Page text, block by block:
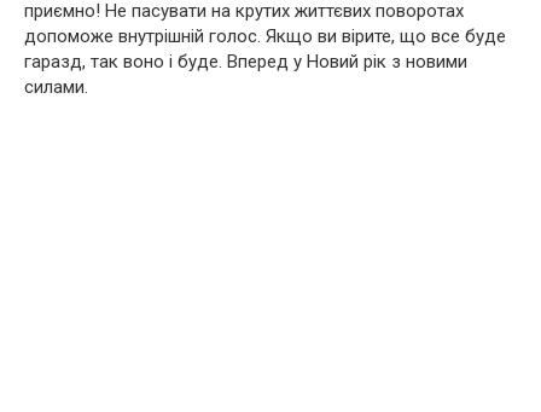
приємно! Не пасувати на крутих життєвих поворотах
допоможе внутрішній голос. Якщо ви вірите, що все буде
гаразд, так воно і буде. Вперед у Новий рік з новими
силами.